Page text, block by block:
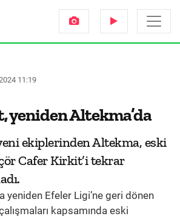
11:19
yeniden Altekma’da
ekiplerinden Altekma, eski
Cafer Kirkit’i tekrar
yeniden Efeler Ligi’ne geri dönen
kapsamında eski